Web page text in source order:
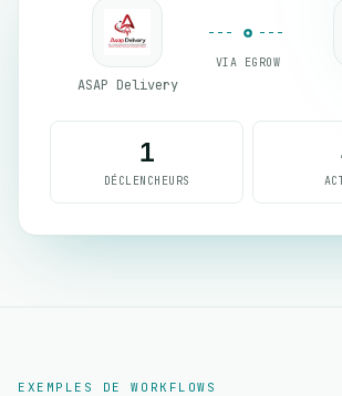
ASAP Delivery
VIA EGROW
1
DÉCLENCHEURS
EXEMPLES DE WORKFLOWS